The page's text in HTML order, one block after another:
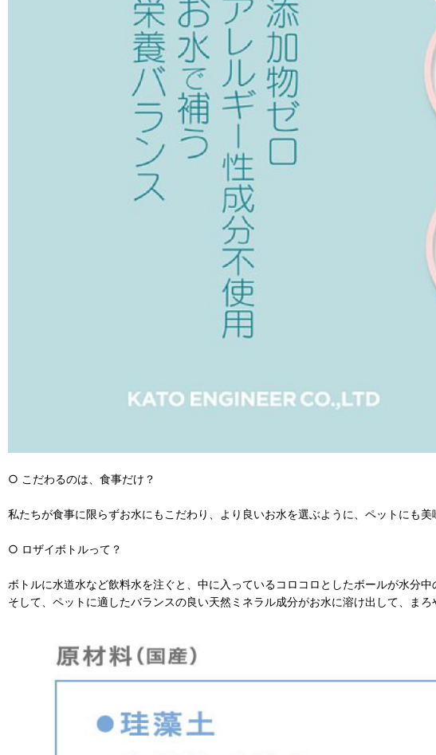
○ こだわるのは、食事だけ？
私たちが食事に限らずお水にもこだわり、より良いお水を選ぶように、ペットにも
○ ロザイボトルって？
ボトルに水道水など飲料水を注ぐと、中に入っているコロコロとしたボールが水分
そして、ペットに適したバランスの良い天然ミネラル成分がお水に溶け出して、ま